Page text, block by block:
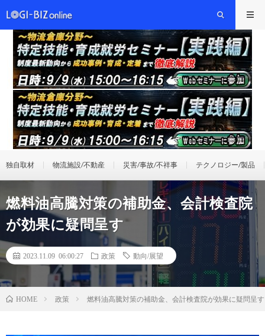
独自取材 物流施設/不動産 災害/事故/不祥事 テクノロジー/製品
燃料油高騰対策の補助金、会計検査院
が効果に疑問呈す
2023.11.09 06:00:27 政策 動向/展望
HOME 政策 燃料油高騰対策の補助金、会計検査院が効果に疑問呈す